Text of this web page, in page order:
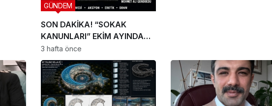
SON DAKİKA! “SOKAK
KANUNLARI” EKİM AYINDA
SETE ÇIKIYOR
GÜNDEM
3 hafta önce